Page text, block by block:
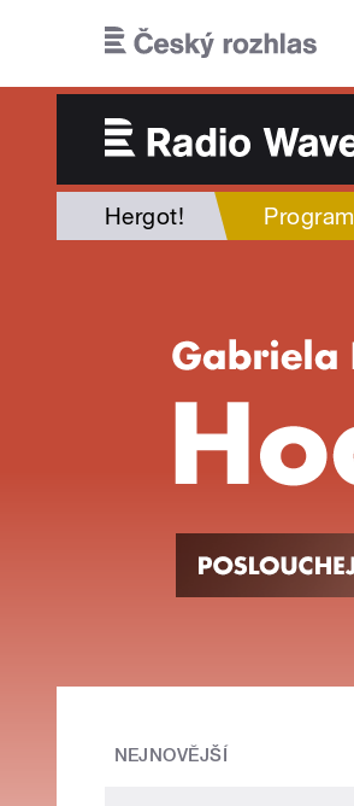
Hergot! Program
NEJNOVĚJŠÍ